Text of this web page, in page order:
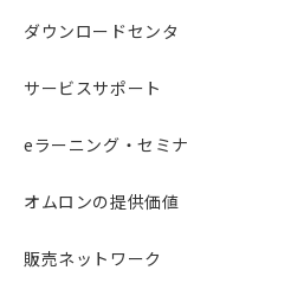
ダウンロードセンタ
サービスサポート
eラーニング・セミナ
オムロンの提供価値
販売ネットワーク